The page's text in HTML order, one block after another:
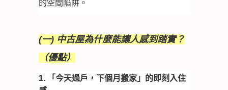
的空間陷阱。
(一) 中古屋為什麼能讓人感到踏實？
（優點）
1. 「今天過戶，下個月搬家」的即刻入住